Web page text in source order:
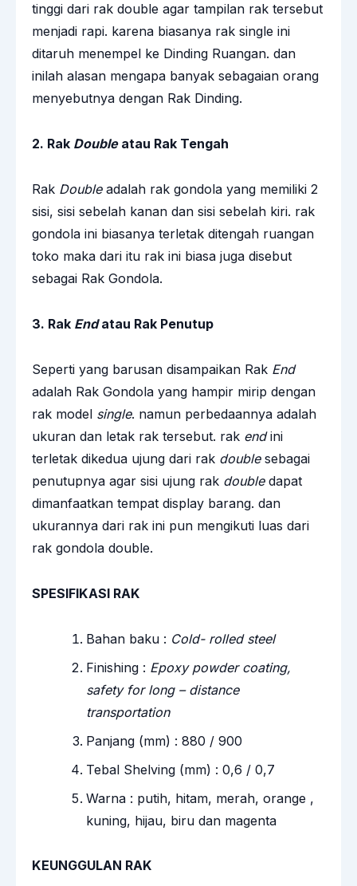
tinggi dari rak double agar tampilan rak tersebut
menjadi rapi. karena biasanya rak single ini
ditaruh menempel ke Dinding Ruangan. dan
inilah alasan mengapa banyak sebagaian orang
menyebutnya dengan Rak Dinding.
2. Rak Doubleatau Rak Tengah
Rak Doubleadalah rak gondola yang memiliki 2
sisi, sisi sebelah kanan dan sisi sebelah kiri. rak
gondola ini biasanya terletak ditengah ruangan
toko maka dari itu rak ini biasa juga disebut
sebagai Rak Gondola.
3. Rak Endatau Rak Penutup
Seperti yang barusan disampaikan Rak End
adalah Rak Gondola yang hampir mirip dengan
rak model single. namun perbedaannya adalah
ukuran dan letak rak tersebut. rak endini
terletak dikedua ujung dari rak doublesebagai
penutupnya agar sisi ujung rak doubledapat
dimanfaatkan tempat display barang. dan
ukurannya dari rak ini pun mengikuti luas dari
rak gondola double.
SPESIFIKASI RAK
Bahan baku : Cold- rolled steel
Finishing : Epoxy powder coating,
safety for long – distance
transportation
Panjang (mm) : 880 / 900
Tebal Shelving (mm) : 0,6 / 0,7
Warna : putih, hitam, merah, orange ,
kuning, hijau, biru dan magenta
KEUNGGULAN RAK